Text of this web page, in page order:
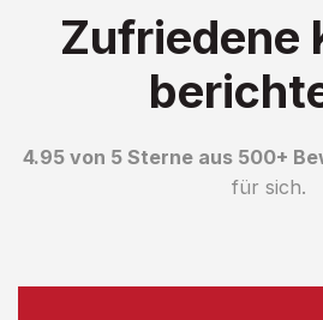
Zufriedene
4.95 von 5 Sterne aus 500+
für sich.